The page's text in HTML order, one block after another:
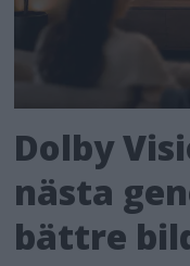
Dolby
nästa
bättre